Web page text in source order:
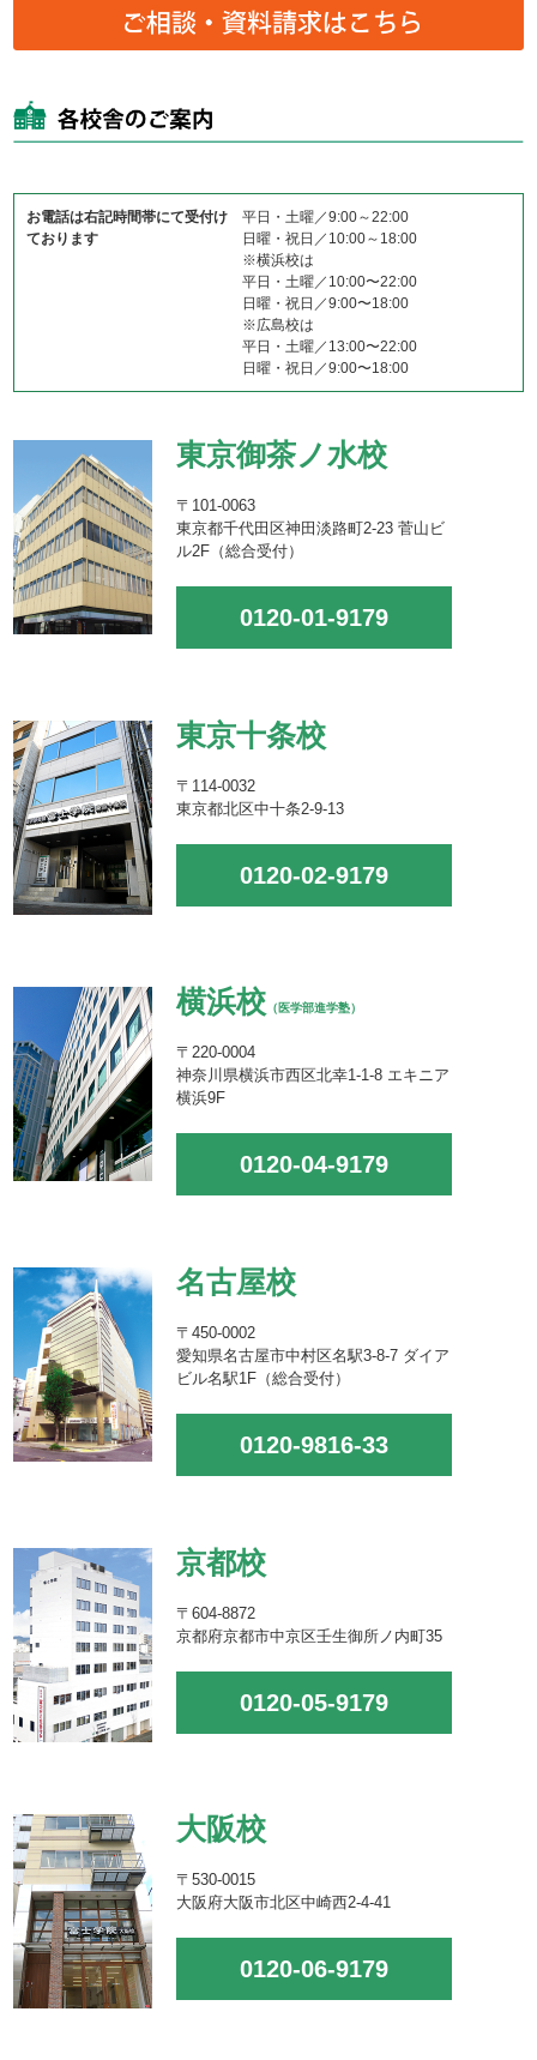
お電話は右記時間帯にて受付け
ております
平日・土曜／9:00～22:00
日曜・祝日／10:00～18:00
※横浜校は
平日・土曜／10:00〜22:00
日曜・祝日／9:00〜18:00
※広島校は
平日・土曜／13:00〜22:00
日曜・祝日／9:00〜18:00
東京御茶ノ水校
〒101-0063
東京都千代田区神田淡路町2-23 菅山ビ
ル2F（総合受付）
0120-01-9179
東京十条校
〒114-0032
東京都北区中十条2-9-13
0120-02-9179
横浜校 （医学部進学塾）
〒220-0004
神奈川県横浜市西区北幸1-1-8 エキニア
横浜9F
0120-04-9179
名古屋校
〒450-0002
愛知県名古屋市中村区名駅3-8-7 ダイア
ビル名駅1F（総合受付）
0120-9816-33
京都校
〒604-8872
京都府京都市中京区壬生御所ノ内町35
0120-05-9179
大阪校
〒530-0015
大阪府大阪市北区中崎西2-4-41
0120-06-9179